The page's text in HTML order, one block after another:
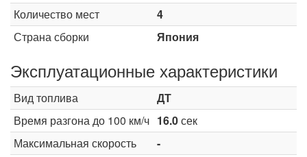
Количество мест
4
Страна сборки
Япония
Эксплуатационные характеристики
Вид топлива
ДТ
Время разгона до 100 км/ч 16.0сек
Максимальная скорость
-